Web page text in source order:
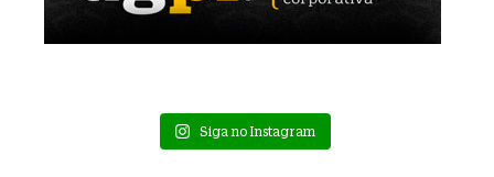
Siga no Instagram